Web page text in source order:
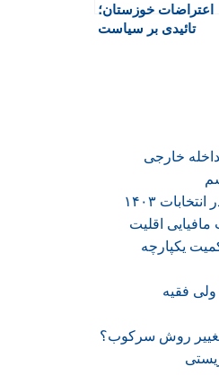
اعتراضات خوزستان؛
تائیدی بر سیاست
خارجی
۱۴۰۳
اقلیت
فقیه
روش سرکوب؟